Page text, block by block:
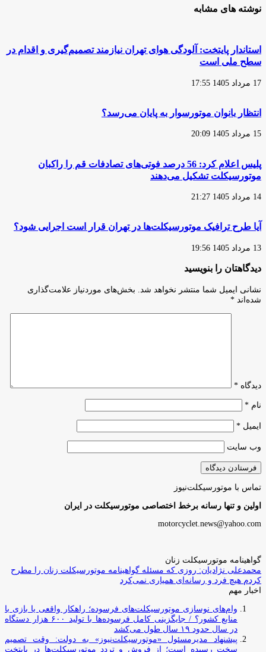
تخلفات
را
می‌کنند
معاینه
فنی
اصفهان
فعال
است
نوشته های مشابه
استاندار پایتخت: آلودگی هوای تهران نیازمند تصمیم‌گیری و اقدام در
سطح ملی است
17 مرداد 1405 17:55
انتظار بانوان موتورسوار به پایان می‌رسد؟
15 مرداد 1405 20:09
پلیس اعلام کرد: 56 درصد فوتی‌های تصادفات قم را راکبان
موتورسیکلت تشکیل می‌دهند
14 مرداد 1405 21:27
آیا طرح ترافیک موتورسیکلت‌ها در تهران قرار است اجرایی شود؟
13 مرداد 1405 19:56
دیدگاهتان را بنویسید
نشانی ایمیل شما منتشر نخواهد شد.
بخش‌های موردنیاز علامت‌گذاری
شده‌اند *
دیدگاه *
نام *
ایمیل *
وب‌ سایت
تماس با موتورسیکلت‌نیوز
اولین و تنها رسانه برخط اختصاصی موتورسیکلت در ایران
motorcyclet.news@yahoo.com
گواهینامه موتورسیکلت زنان
محمدعلی نژادیان: روزی که مسئله گواهینامه موتورسیکلت زنان را مطرح
کردم هیچ فرد و رسانه‌ای همیاری نمی‌کرد
اخبار مهم
وام‌های نوسازی موتورسیکلت‌های فرسوده؛ راهکار واقعی یا بازی با
منابع کشور؟ / جایگزینی کامل فرسوده‌ها با تولید ۶۰۰ هزار دستگاه
در سال حدود ۱۹ سال طول می‌کشد
پیشنهاد مدیرمسئول «موتورسیکلت‌نیوز» به دولت: وقت تصمیم
سخت رسیده است؛ از فروش و تردد موتورسیکلت‌ها در پایتخت